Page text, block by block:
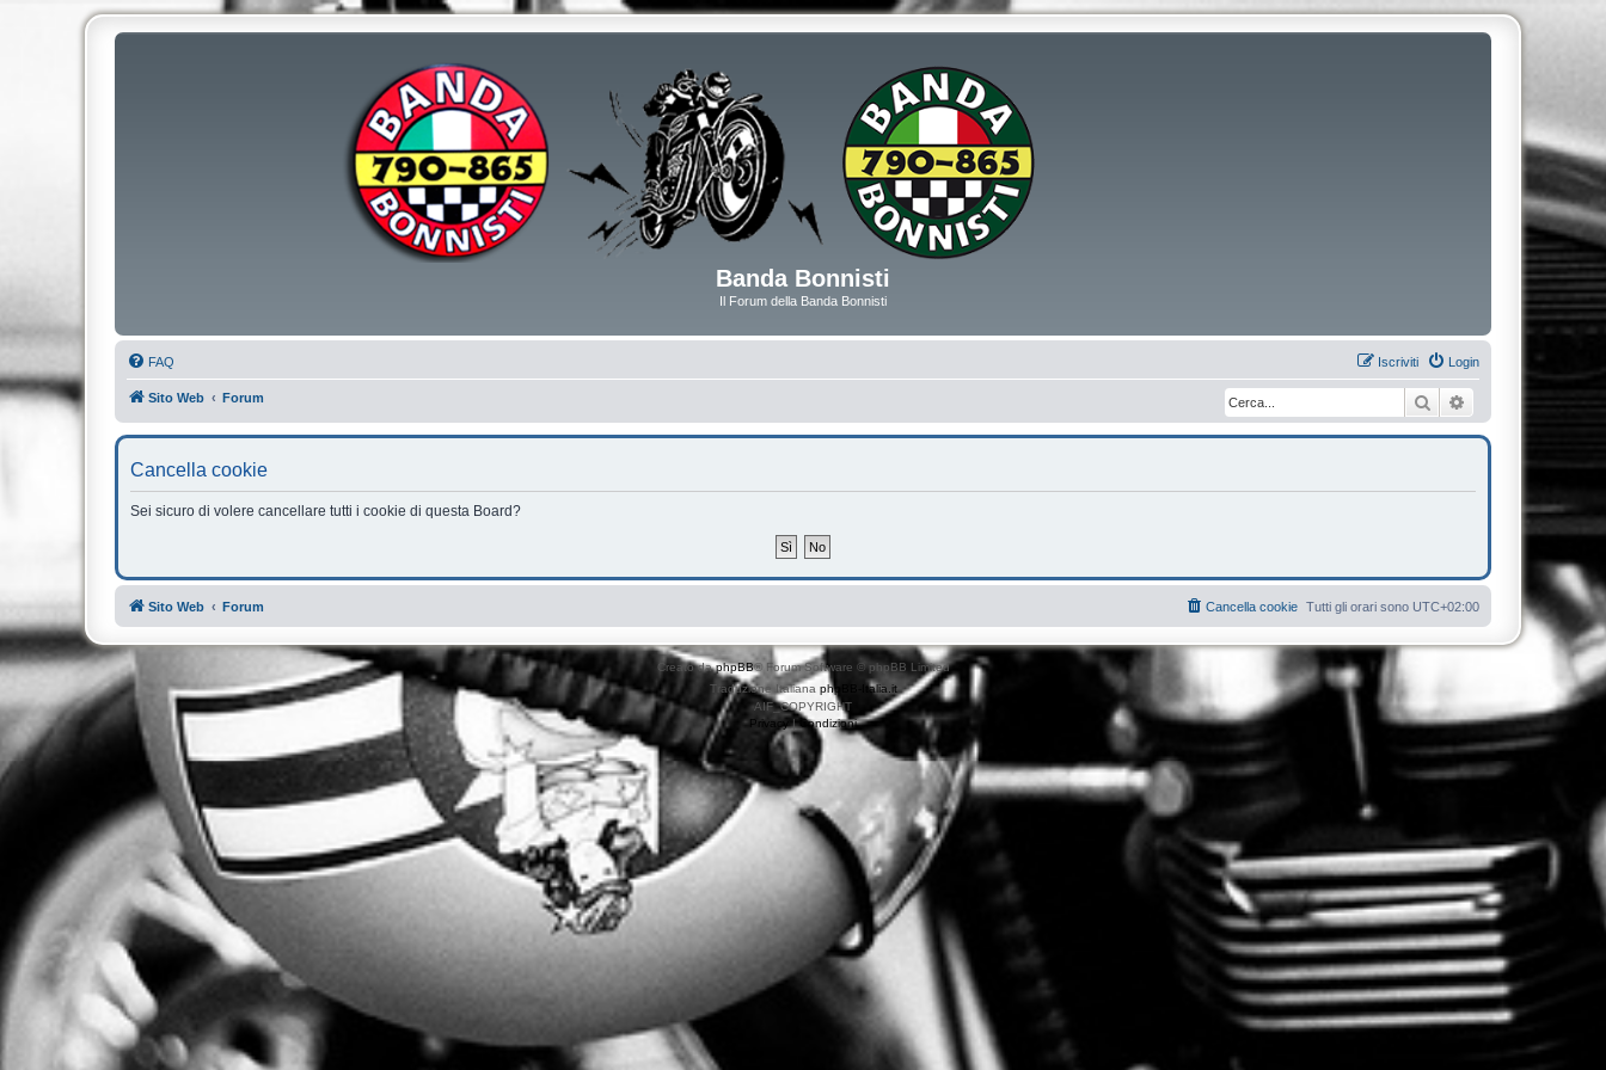
Banda Bonnisti
Il Forum della Banda Bonnisti
FAQ Login
Iscriviti
Sito Web Forum Cerca Ricerca avanzata
Cancella cookie
Sei sicuro di volere cancellare tutti i cookie di questa Board?
Sito Web Forum Tutti gli orari sono UTC+02:00
Cancella cookie
Creato daphpBB® Forum Software © phpBB Limited
Traduzione Italiana phpBB-Italia.it
AIF_COPYRIGHT
Privacy | Condizioni